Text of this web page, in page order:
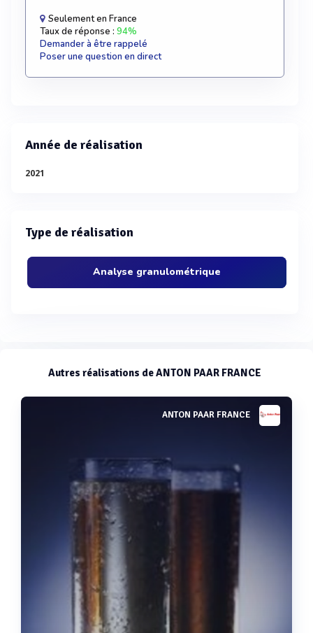
Seulement en France
Taux de réponse : 94%
Demander à être rappelé
Poser une question en direct
Année de réalisation
2021
Type de réalisation
Analyse granulométrique
Autres réalisations de ANTON PAAR FRANCE
ANTON PAAR FRANCE